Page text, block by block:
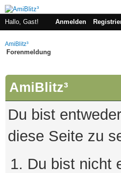
Hallo, Gast! Anmelden
AmiBlitz³
Forenmeldung
AmiBlitz³
Du bist
diese Seite zu
Du bist nicht